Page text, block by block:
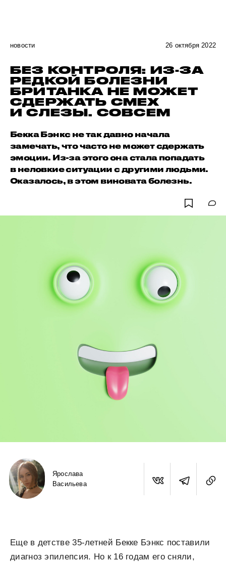
новости 26 октября 2022
БЕЗ КОНТРОЛЯ: ИЗ-ЗА
РЕДКОЙ БОЛЕЗНИ
БРИТАНКА НЕ МОЖЕТ
СДЕРЖАТЬ СМЕХ
И СЛЕЗЫ. СОВСЕМ
Бекка Бэнкс не так давно начала
замечать, что часто не может сдержать
эмоции. Из-за этого она стала попадать
в неловкие ситуации с другими людьми.
Оказалось, в этом виновата болезнь.
Ярослава
Васильева
Еще в детстве 35-летней Бекке Бэнкс поставили
диагноз эпилепсия. Но к 16 годам его сняли,